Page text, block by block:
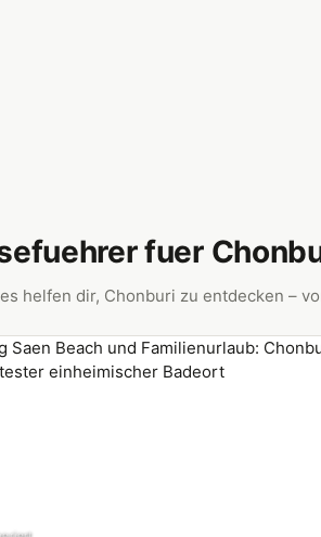
fuer
helfen dir, Chonburi zu entdecken –